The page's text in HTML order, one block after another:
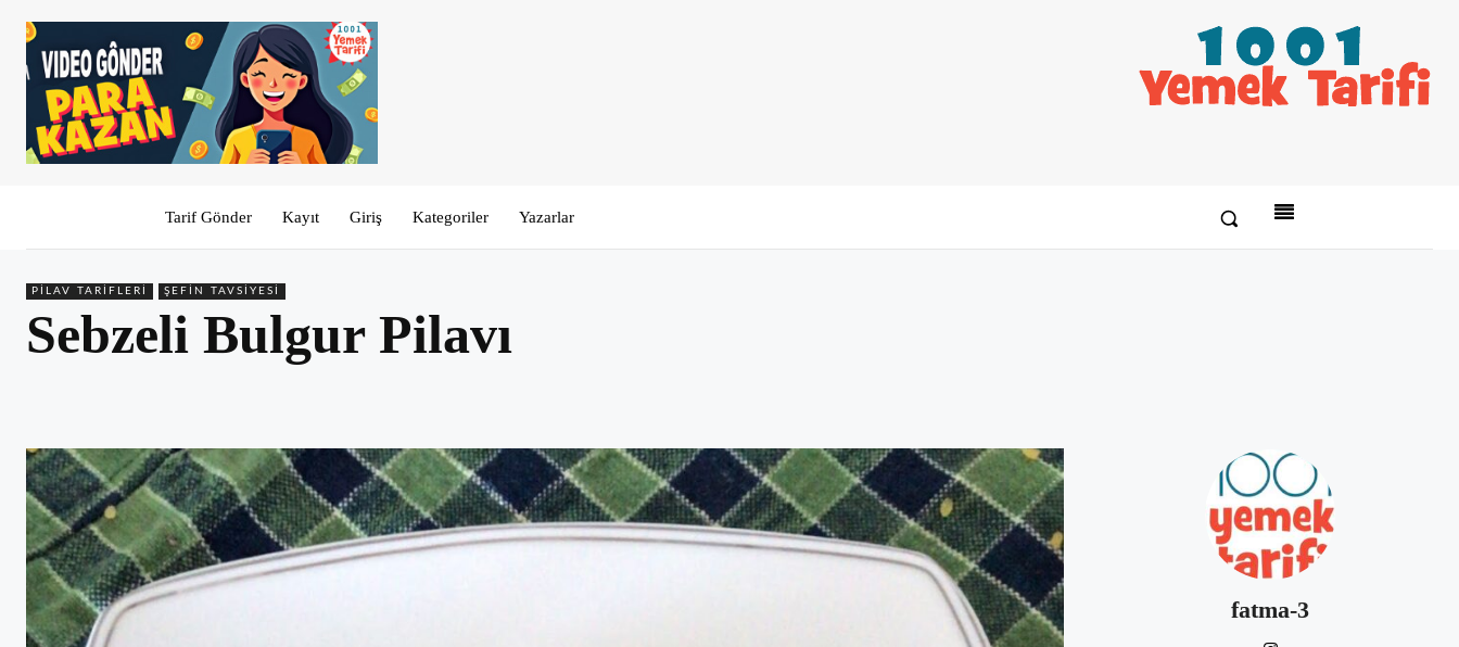
Tarif Gönder Kayıt Giriş Kategoriler Yazarlar
PILAV TARIFLERI ŞEFIN TAVSIYESI
Sebzeli Bulgur Pilavı
fatma-3